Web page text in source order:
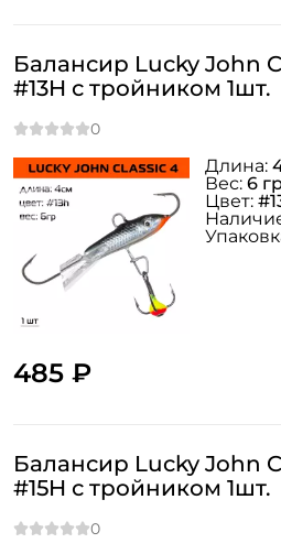
Балансир Lucky John
#13H с тройником 1шт.
485 ₽
Длина:
Вес: 6
Цвет:
Балансир Lucky John
#15H с тройником 1шт.